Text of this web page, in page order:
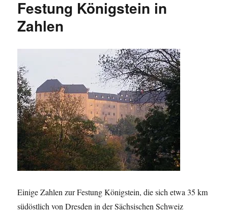
kleine
Festung Königstein in
Zahlen
Einige Zahlen zur Festung Königstein, die sich etwa 35 km
südöstlich von Dresden in der Sächsischen Schweiz